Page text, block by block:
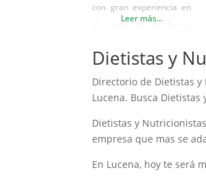
con gran experiencia en
el sector de la Salud.
1904, ha ido pasando de
generación en
generación hasta la
gran cantidad de
tales como la
Leer más...
Dietistas y
Directorio de Dietistas
Lucena. Busca
Dietistas y
empresa que mas se
En Lucena, hoy te será